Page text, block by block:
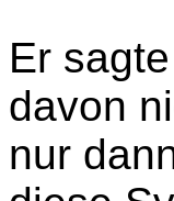
Er
davon
nur